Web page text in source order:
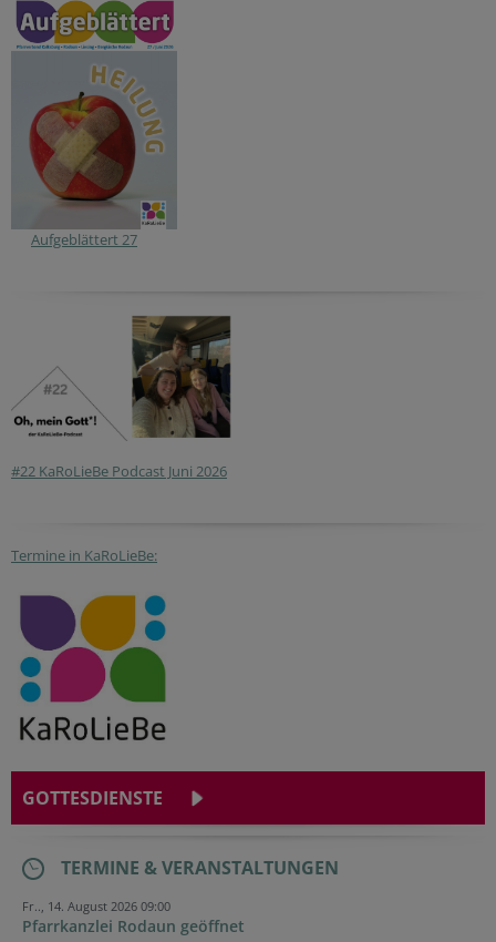
Aufgeblättert 27
#22 KaRoLieBe Podcast Juni 2026
Termine in KaRoLieBe:
GOTTESDIENSTE
TERMINE & VERANSTALTUNGEN
Fr.., 14. August 2026 09:00
Pfarrkanzlei Rodaun geöffnet